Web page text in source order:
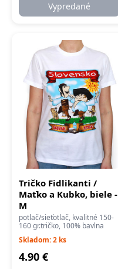
Vypredané
Tričko Fidlikanti /
Maťko a Kubko, biele -
M
potlač/sieťotlač, kvalitné 150-
160 gr.tričko, 100% bavlna
Skladom: 2 ks
4.90 €